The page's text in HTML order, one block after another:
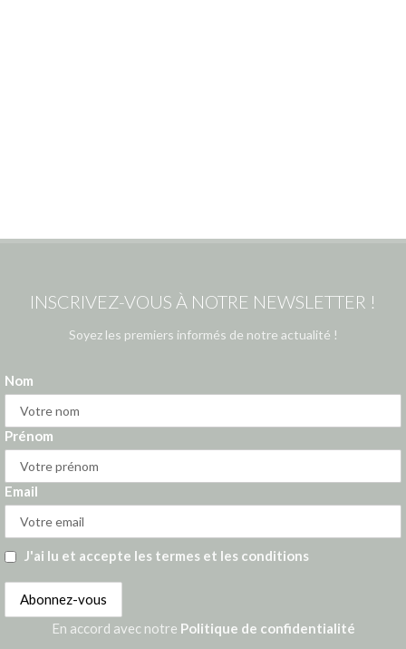
INSCRIVEZ-VOUS À NOTRE NEWSLETTER !
Soyez les premiers informés de notre actualité !
Nom
Prénom
Email
J'ai lu et accepte les termes et les conditions
En accord avec notre Politique de confidentialité